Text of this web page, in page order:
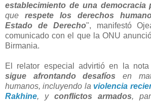
establecimiento de una democracia
que respete los derechos
Estado de Derecho", manifestó
comunicado con el que la ONU
Birmania.
El relator especial advirtió en la
sigue afrontando desafíos en
humanos, incluyendo la violencia
Rakhine, y conflictos armados,